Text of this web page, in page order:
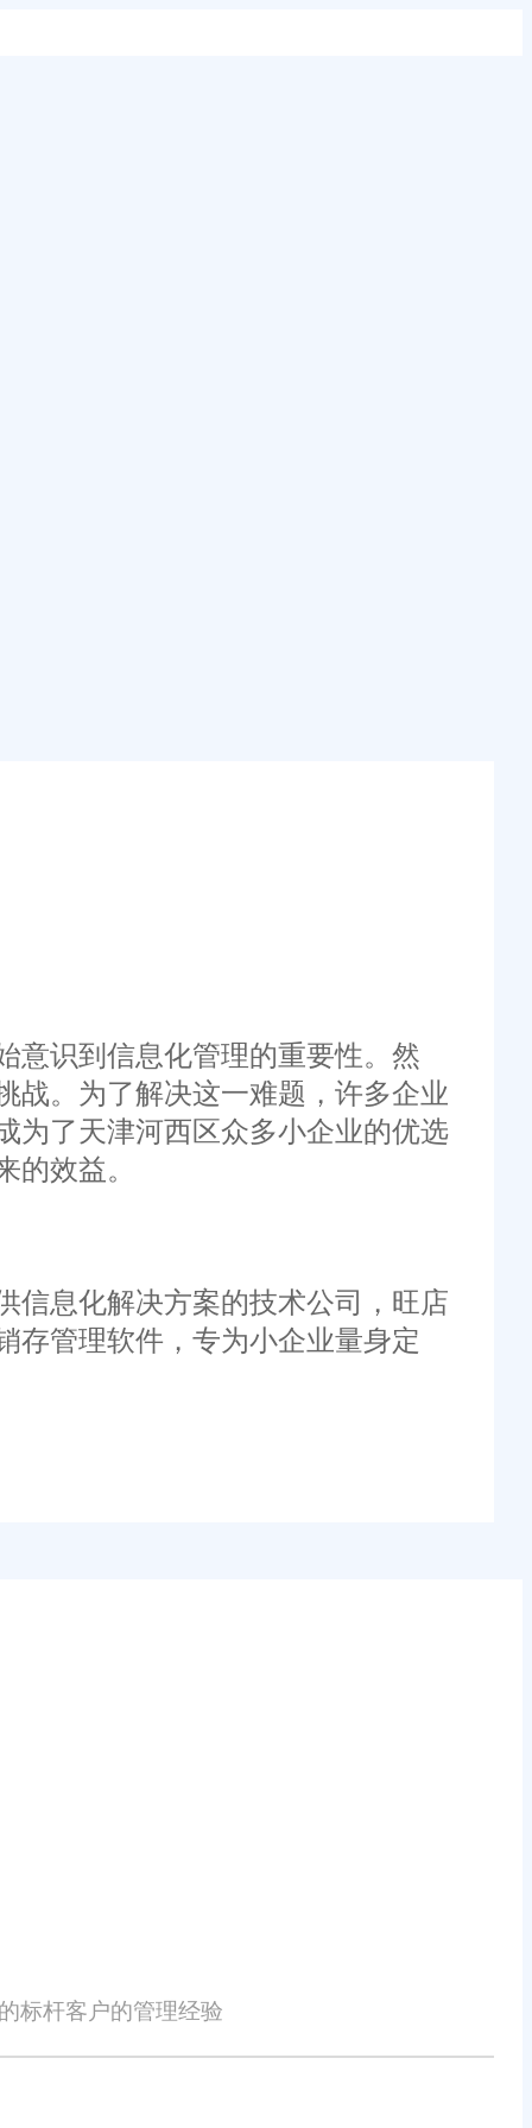
识到信息化管理的重要性。然
战。为了解决这一难题，许多企业
为了天津河西区众多小企业的优选
效益。
息化解决方案的技术公司，旺店
管理软件，专为小企业量身定
实时更新财务数据，支持多货币
了解经营状况，做出更科学的决
标杆客户的管理经验